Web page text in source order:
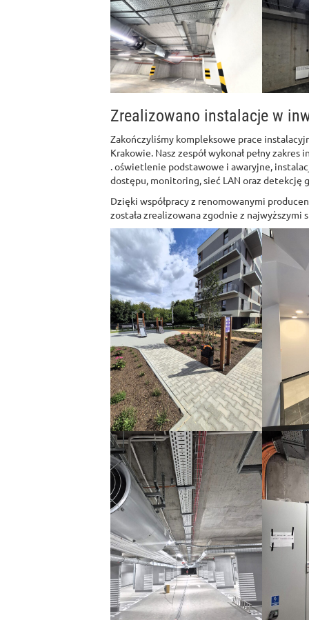
Zrealizowano instalacje w
Zakończyliśmy kompleksowe prace
Krakowie. Nasz zespół wykonał pełny
. oświetlenie podstawowe i awaryjne,
dostępu, monitoring, sieć LAN oraz detekcję
Dzięki współpracy z renomowanymi
została zrealizowana zgodnie z